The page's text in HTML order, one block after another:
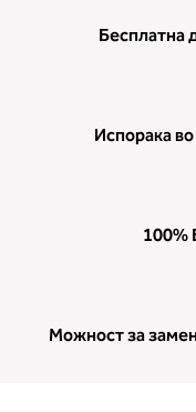
Бесплатна
Испорака
100%
Можност за